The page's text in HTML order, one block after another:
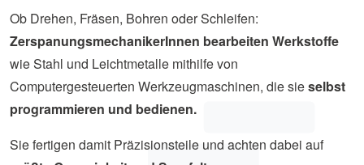
Ob Drehen, Fräsen, Bohren oder Schleifen:
ZerspanungsmechanikerInnen bearbeiten Werkstoffe
wie Stahl und Leichtmetalle mithilfe von
Computergesteuerten Werkzeugmaschinen, die sieselbst
programmieren und bedienen.
Sie fertigen damit Präzisionsteile und achten dabei auf